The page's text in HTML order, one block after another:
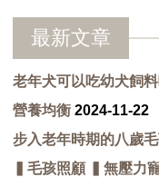
最新文章
老年犬可以吃幼犬飼料
營養均衡 2024-11-22
步入老年時期的八歲
▍毛孩照顧 ▍無壓力